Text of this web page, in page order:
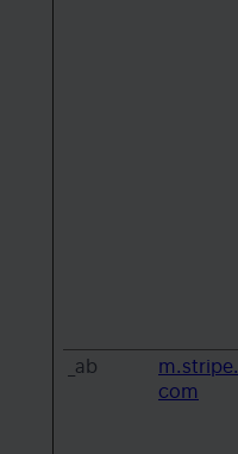
_ab
m.stripe.
com